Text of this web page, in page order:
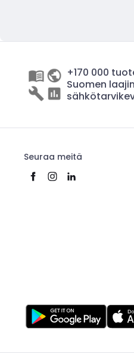
+170 000
Suomen laajin
Seuraa meitä